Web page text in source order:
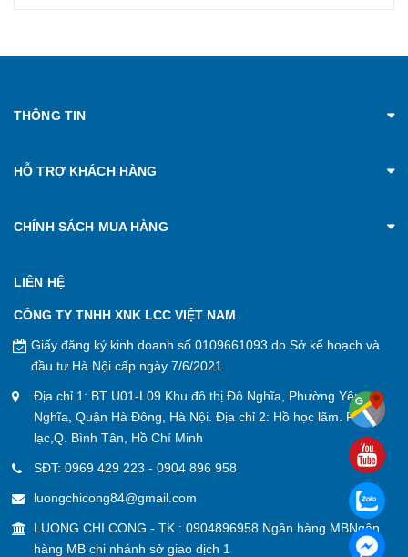
THÔNG TIN
HỖ TRỢ KHÁCH HÀNG
CHÍNH SÁCH MUA HÀNG
LIÊN HỆ
CÔNG TY TNHH XNK LCC VIỆT NAM
Giấy đăng ký kinh doanh số 0109661093 do Sở kế hoạch và
đầu tư Hà Nội cấp ngày 7/6/2021
Địa chỉ 1: BT U01-L09 Khu đô thị Đô Nghĩa, Phường Yên
Nghĩa, Quận Hà Đông, Hà Nội. Địa chỉ 2: Hồ học lãm. P. An
lạc,Q. Bình Tân, Hồ Chí Minh
SĐT: 0969 429 223 - 0904 896 958
luongchicong84@gmail.com
LUONG CHI CONG - TK : 0904896958 Ngân hàng MBNgân
hàng MB chi nhánh sở giao dịch 1